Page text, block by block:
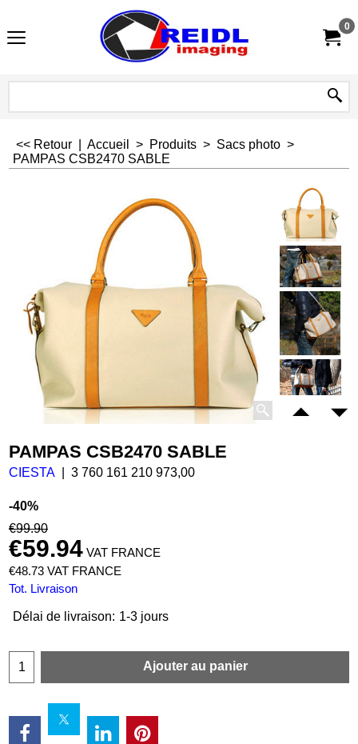
0
<< Retour Accueil > Produits > Sacs photo >
PAMPAS CSB2470 SABLE
PAMPAS CSB2470 SABLE
CIESTA 3 760 161 210 973,00
-40%
€99.90
€59.94 VAT FRANCE
€48.73 VAT FRANCE
Tot. Livraison
Délai de livraison: 1-3 jours
Ajouter au panier